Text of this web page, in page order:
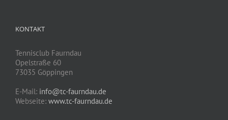
KONTAKT
Tennisclub Faurndau
Opelstraße 60
73035 Göppingen
E-Mail: info@tc-faurndau.de
Webseite: www.tc-faurndau.de